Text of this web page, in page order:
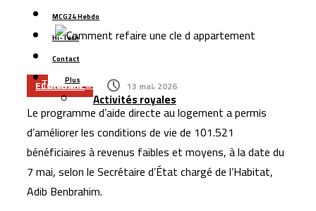
Samsung enregistre un nouveau record de
précommandes pour ses smartphones pliables
Managem prend le contrôle du projet gazier de
Tendrara avant le démarrage de la production
L’Allemagne accorde un prêt de 66 millions d’euros pour
moderniser le secteur de l’eau au Maroc
Renault Maroc renforce son leadership industriel avec
200.000 véhicules produits et plus de 167.000 unités
exportées
MCG24 Hebdo
Hi-Tech
Contact
Plus
Activités royales
ECONOMIE 13 mai، 2026
Le programme d’aide directe au logement a permis
d’améliorer les conditions de vie de 101.521
bénéficiaires à revenus faibles et moyens, à la date du
7 mai, selon le Secrétaire d’État chargé de l’Habitat,
Adib Benbrahim.